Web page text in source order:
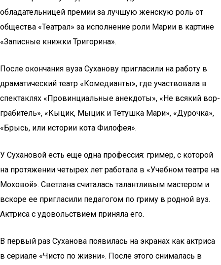
обладательницей премии за лучшую женскую роль от
общества «Театрал» за исполнение роли Марии в картине
«Записные книжки Тригорина».
После окончания вуза Суханову пригласили на работу в
драматический театр «Комедианты», где участвовала в
спектаклях «Провинциальные анекдоты», «Не всякий вор-
грабитель», «Кыцик, Мыцик и Тетушка Мари», «Дурочка»,
«Брысь, или истории кота Филофея».
У Сухановой есть еще одна профессия: гример, с которой
на протяжении четырех лет работала в «Учебном театре на
Моховой». Светлана считалась талантливым мастером и
вскоре ее пригласили педагогом по гриму в родной вуз.
Актриса с удовольствием приняла его.
В первый раз Суханова появилась на экранах как актриса
в сериале «Чисто по жизни». После этого снималась в